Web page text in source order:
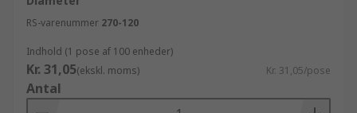
RS-varenummer 270-120
Indhold (1 pose af 100 enheder)
Kr. 31,05(ekskl. moms) Kr. 31,05/pose
Antal